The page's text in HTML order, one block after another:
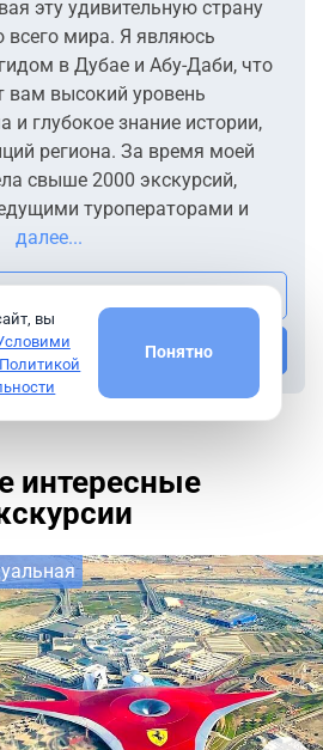
эту удивительную страну
всего мира. Я являюсь
в Дубае и Абу-Даби, что
вам высокий уровень
и глубокое знание истории,
региона. За время моей
свыше 2000 экскурсий,
туроператорами и
далее...
мне
интересные
вы
Понятно